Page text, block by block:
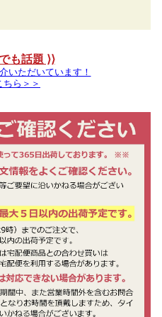
も話題 ⟩⟩
いただいています！
ちら＞＞